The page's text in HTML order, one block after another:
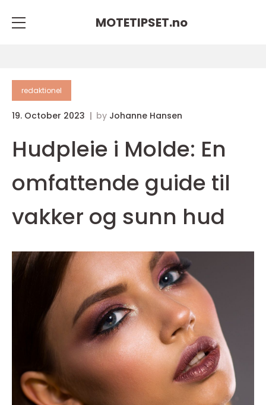
MOTETIPSET.no
redaktionel
19. October 2023 by Johanne Hansen
Hudpleie i Molde: En
omfattende guide til
vakker og sunn hud